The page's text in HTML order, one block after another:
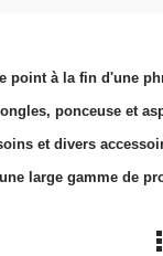
point à la fin d'une
ponceuse et
et divers
large gamme de